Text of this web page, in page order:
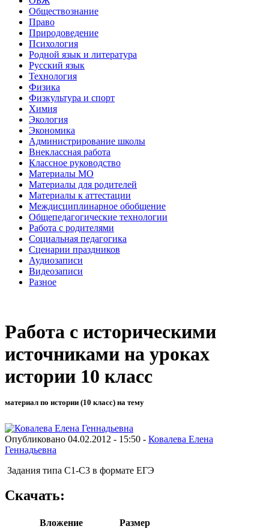
Обществознание
Право
Природоведение
Психология
Родной язык и литература
Русский язык
Технология
Физика
Физкультура и спорт
Химия
Экология
Экономика
Администрирование школы
Внеклассная работа
Классное руководство
Материалы МО
Материалы для родителей
Материалы к аттестации
Междисциплинарное обобщение
Общепедагогические технологии
Работа с родителями
Социальная педагогика
Сценарии праздников
Аудиозаписи
Видеозаписи
Разное
Работа с историческими
источниками на уроках
истории 10 класс
материал по истории (10 класс) на тему
Опубликовано 04.02.2012 - 15:50 - Ковалева Елена
Геннадьевна
Задания типа С1-С3 в формате ЕГЭ
Скачать:
Вложение
Размер